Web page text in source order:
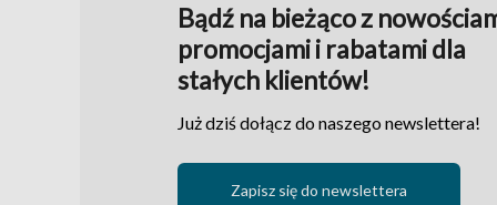
Bądź na bieżąco z
promocjami i rabatami dla
stałych klientów!
Już dziś dołącz do naszego newslettera!
Zapisz się do newslettera